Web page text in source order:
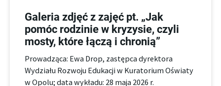
Galeria zdjęć z zajęć pt. „Jak
pomóc rodzinie w kryzysie, czyli
mosty, które łączą i chronią”
Prowadząca: Ewa Drop, zastępca dyrektora
Wydziału Rozwoju Edukacji w Kuratorium Oświaty
w Opolu; data wykładu: 28 maja 2026 r.